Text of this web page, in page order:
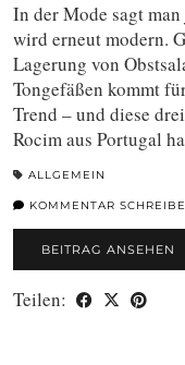
In der Mode sagt
wird erneut modern.
Lagerung von
Tongefäßen kommt
Trend – und diese
Rocim aus Portugal
ALLGEMEIN
KOMMENTAR
BEITRAG ANSEHEN
Teilen: